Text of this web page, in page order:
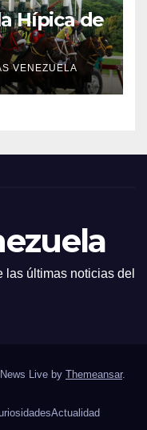
Hípica de
VENEZUELA
las últimas noticias del
Live by Themeansar.
Actualidad